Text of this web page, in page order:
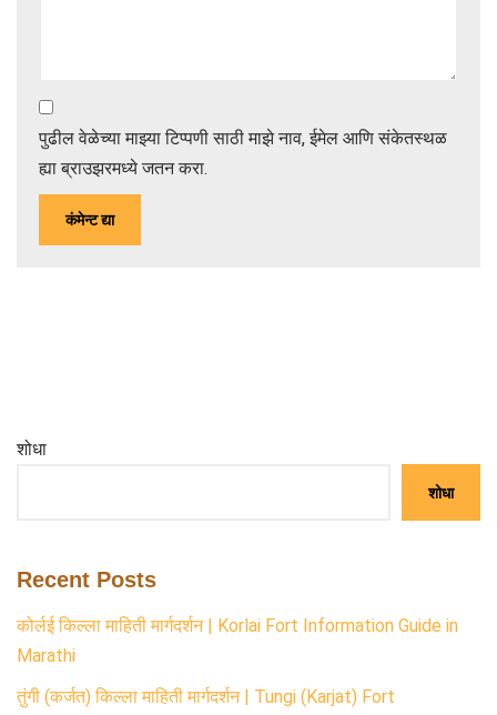
पुढील वेळेच्या माझ्या टिप्पणी साठी माझे नाव, ईमेल आणि संकेतस्थळ
ह्या ब्राउझरमध्ये जतन करा.
शोधा
शोधा
Recent Posts
कोर्लई किल्ला माहिती मार्गदर्शन | Korlai Fort Information Guide in
Marathi
तुंगी (कर्जत) किल्ला माहिती मार्गदर्शन | Tungi (Karjat) Fort